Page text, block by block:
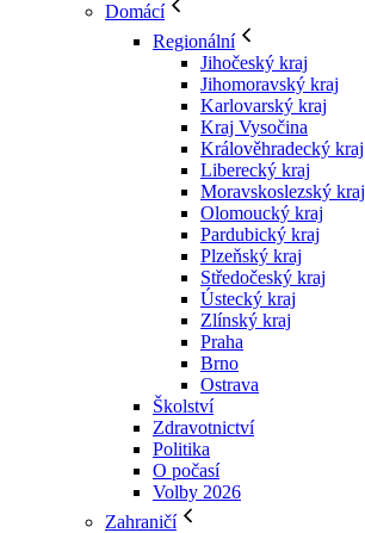
Domácí
Regionální
Jihočeský kraj
Jihomoravský kraj
Karlovarský kraj
Kraj Vysočina
Králověhradecký kraj
Liberecký kraj
Moravskoslezský kraj
Olomoucký kraj
Pardubický kraj
Plzeňský kraj
Středočeský kraj
Ústecký kraj
Zlínský kraj
Praha
Brno
Ostrava
Školství
Zdravotnictví
Politika
O počasí
Volby 2026
Zahraničí